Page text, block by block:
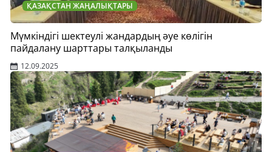
ҚАЗАҚСТАН ЖАҢАЛЫҚТАРЫ
Мүмкіндігі шектеулі жандардың әуе көлігін
пайдалану шарттары талқыланды
12.09.2025